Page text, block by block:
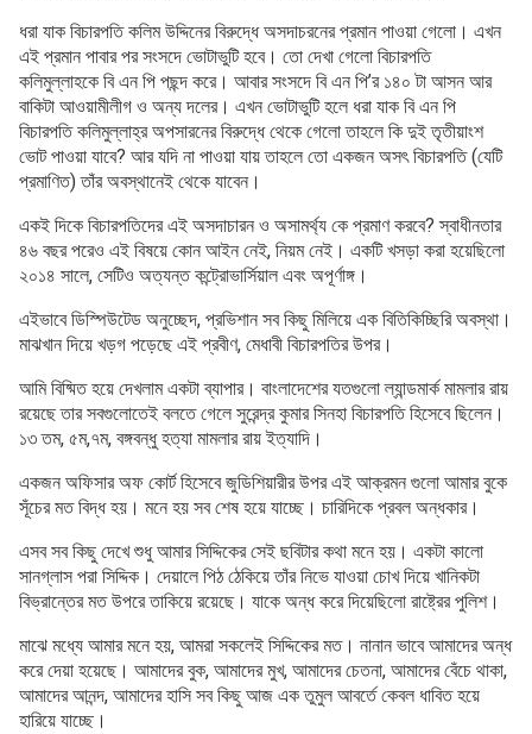
ধরা যাক বিচারপতি কলিম উদ্দিনের বিরুদ্ধে অসদাচরনের প্রমান পাওয়া গেলো। এখন
এই প্রমান পাবার পর সংসদে ভোটাভুটি হবে। তো দেখা গেলো বিচারপতি
কলিমুল্লাহকে বি এন পি পছন্দ করে। আবার সংসদে বি এন পি’র ১৪০ টা আসন আর
বাকিটা আওয়ামীলীগ ও অন্য দলের। এখন ভোটাভুটি হলে ধরা যাক বি এন পি
বিচারপতি কলিমুল্লাহ্র অপসারনের বিরুদ্ধে থেকে গেলো তাহলে কি দুই তৃতীয়াংশ
ভোট পাওয়া যাবে? আর যদি না পাওয়া যায় তাহলে তো একজন অসৎ বিচারপতি (যেটি
প্রমাণিত) তাঁর অবস্থানেই থেকে যাবেন।
একই দিকে বিচারপতিদের এই অসদাচারন ও অসামর্থ্য কে প্রমাণ করবে? স্বাধীনতার
৪৬ বছর পরেও এই বিষয়ে কোন আইন নেই, নিয়ম নেই। একটি খসড়া করা হয়েছিলো
২০১৪ সালে, সেটিও অত্যন্ত কন্ট্রোভার্সিয়াল এবং অপূর্ণাঙ্গ।
এইভাবে ডিস্পিউটেড অনুচ্ছেদ, প্রভিশান সব কিছু মিলিয়ে এক বিতিকিচ্ছিরি অবস্থা।
মাঝখান দিয়ে খড়গ পড়েছে এই প্রবীণ, মেধাবী বিচারপতির উপর।
আমি বিষ্মিত হয়ে দেখলাম একটা ব্যাপার। বাংলাদেশের যতগুলো ল্যান্ডমার্ক মামলার রায়
রয়েছে তার সবগুলোতেই বলতে গেলে সুরেন্দ্র কুমার সিনহা বিচারপতি হিসেবে ছিলেন।
১৩ তম, ৫ম,৭ম, বঙ্গবন্ধু হত্যা মামলার রায় ইত্যাদি।
একজন অফিসার অফ কোর্ট হিসেবে জুডিশিয়ারীর উপর এই আক্রমন গুলো আমার বুকে
সূঁচের মত বিদ্ধ হয়। মনে হয় সব শেষ হয়ে যাচ্ছে। চারিদিকে প্রবল অন্ধকার।
এসব সব কিছু দেখে শুধু আমার সিদ্দিকের সেই ছবিটার কথা মনে হয়। একটা কালো
সানগ্লাস পরা সিদ্দিক। দেয়ালে পিঠ ঠেকিয়ে তাঁর নিভে যাওয়া চোখ দিয়ে খানিকটা
বিভ্রান্তের মত উপরে তাকিয়ে রয়েছে। যাকে অন্ধ করে দিয়েছিলো রাষ্ট্রের পুলিশ।
মাঝে মধ্যে আমার মনে হয়, আমরা সকলেই সিদ্দিকের মত। নানান ভাবে আমাদের অন্ধ
করে দেয়া হয়েছে। আমাদের বুক, আমাদের মুখ, আমাদের চেতনা, আমাদের বেঁচে থাকা,
আমাদের আনন্দ, আমাদের হাসি সব কিছু আজ এক তুমুল আবর্তে কেবল ধাবিত হয়ে
হারিয়ে যাচ্ছে।